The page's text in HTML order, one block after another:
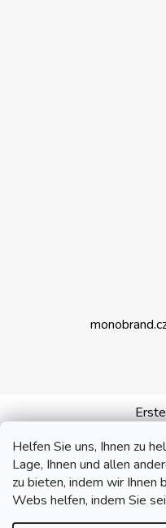
Helfen Sie uns, Ihnen zu
Lage, Ihnen und allen
zu bieten, indem wir Ihnen
Webs helfen, indem Sie